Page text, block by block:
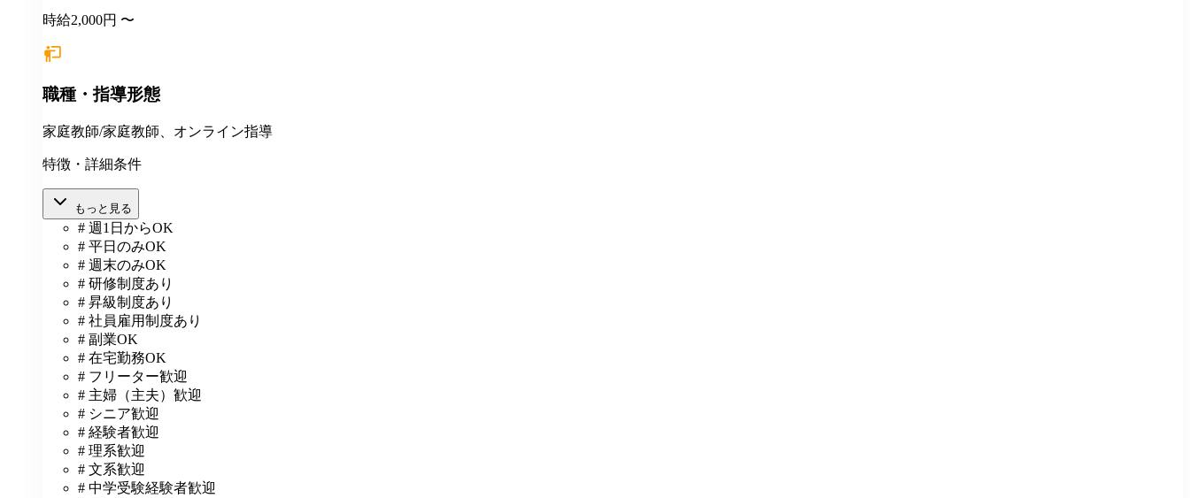
時給2,000円 〜
職種・指導形態
家庭教師/家庭教師、オンライン指導
特徴・詳細条件
もっと見る
# 週1日からOK
# 平日のみOK
# 週末のみOK
# 研修制度あり
# 昇級制度あり
# 社員雇用制度あり
# 副業OK
# 在宅勤務OK
# フリーター歓迎
# 主婦（主夫）歓迎
# シニア歓迎
# 経験者歓迎
# 理系歓迎
# 文系歓迎
# 中学受験経験者歓迎